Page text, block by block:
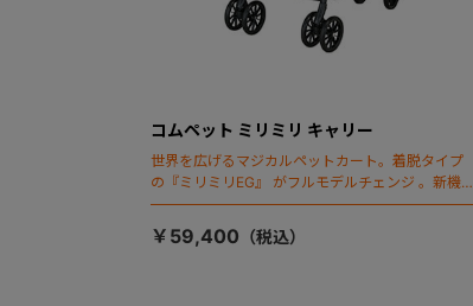
コムペット ミリミリ キャリー
世界を広げるマジカルペットカート。着脱タイプ
の『ミリミリEG』 がフルモデルチェンジ 。新機能
「マジカルフォールディング」搭載
￥59,400